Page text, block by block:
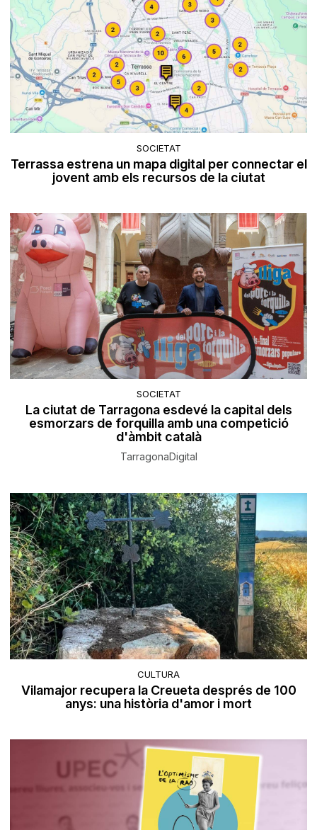
SOCIETAT
Terrassa estrena un mapa digital per connectar el
jovent amb els recursos de la ciutat
SOCIETAT
La ciutat de Tarragona esdevé la capital dels
esmorzars de forquilla amb una competició
d'àmbit català
TarragonaDigital
CULTURA
Vilamajor recupera la Creueta després de 100
anys: una història d'amor i mort